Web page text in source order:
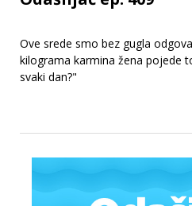
Ove srede smo bez gugla
kilograma karmina žena pojede
svaki dan?"